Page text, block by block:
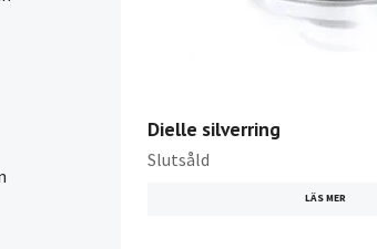
Dielle silverring
Slutsåld
LÄS MER